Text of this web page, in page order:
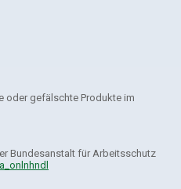
oder gefälschte Produkte im
Bundesanstalt für Arbeitsschutz